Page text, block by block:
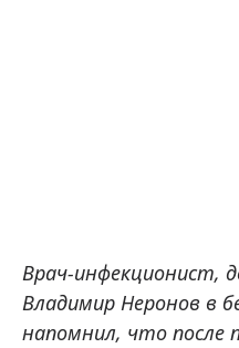
Врач-инфекционист,
Владимир Неронов в
напомнил, что после